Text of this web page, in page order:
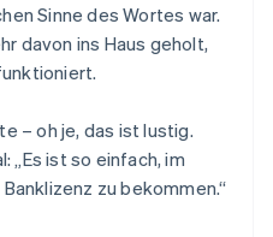
Sinne des Wortes war.
davon ins Haus geholt,
– oh je, das ist lustig.
„Es ist so einfach, im
zu bekommen.“